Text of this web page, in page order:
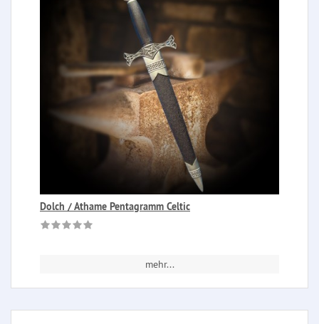
Dolch / Athame Pentagramm Celtic
mehr...